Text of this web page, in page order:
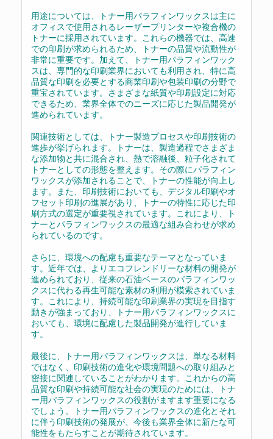
用途については、トナー用パラフィンワックスは主に
オフィスで使用されるレーザープリンターや複合機の
トナーに採用されています。これらの機器では、高速
での印刷が求められるため、トナーの品質や流動性が
非常に重要です。加えて、トナー用パラフィンワック
スは、専門的な印刷業界においても利用され、特に高
品質な印刷を必要とする商業印刷や包装印刷の分野で
重宝されています。さまざまな紙質や印刷設定に対応
できるため、業界全体でのニーズに応じた製品開発が
進められています。
関連技術としては、トナー製造プロセスや印刷技術の
進歩が挙げられます。トナーは、製造過程でさまざま
な添加物と共に混合され、熱で溶融後、粒子化されて
トナーとしての形態を整えます。その際にパラフィン
ワックスが添加されることで、トナーの性能が向上し
ます。また、印刷技術においても、デジタル印刷やオ
フセット印刷の進展があり、トナーの特性に応じた印
刷方式の選定が重要視されています。これにより、ト
ナーとパラフィンワックスの最適な組み合わせが求め
られているのです。
さらに、環境への配慮も重要なテーマとなっていま
す。近年では、よりエコフレンドリーな材料の開発が
進められており、従来の石油ベースのパラフィンワッ
クスに代わる再生可能な素材の利用が模索されていま
す。これにより、持続可能な印刷業界の実現を目指す
動きが強まっており、トナー用パラフィンワックスに
おいても、環境に配慮した製品開発が進行していま
す。
最後に、トナー用パラフィンワックスは、単なる材料
ではなく、印刷技術の進化や環境問題への取り組みと
密接に関連していることがわかります。これからの高
品質な印刷や持続可能な社会の実現のためには、トナ
ー用パラフィンワックスの役割がますます重要になる
でしょう。トナー用パラフィンワックスの進化とそれ
に伴う印刷技術の発展が、今後も業界全体に新たな可
能性をもたらすことが期待されています。